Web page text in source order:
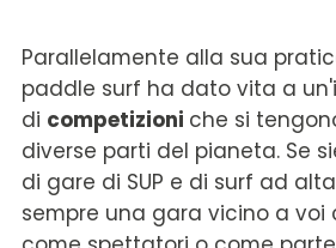
Parallelamente alla sua
paddle surf ha dato vita a
di competizioni che si
diverse parti del pianeta. Se
di gare di SUP e di surf ad
sempre una gara vicino a voi